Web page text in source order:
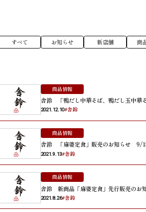
すべて お知らせ 新店舗 商
商品情報
舎鈴 「鴨だし中華そば、鴨だし玉中
2021.12.10#舎鈴
商品情報
舎鈴 「麻婆定食」販売のお知らせ 9/
2021.9.13#舎鈴
商品情報
舎鈴 新商品「麻婆定食」先行販売のお
2021.8.26#舎鈴